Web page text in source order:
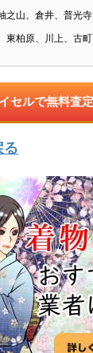
之山、倉井、普光
東柏原、川上、古
セルで無料査
る